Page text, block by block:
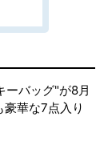
ーバッグ"が8月
華な7点入り